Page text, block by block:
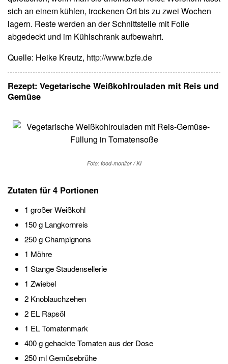
sich an einem kühlen, trockenen Ort bis zu zwei Wochen
lagern. Reste werden an der Schnittstelle mit Folie
abgedeckt und im Kühlschrank aufbewahrt.
Quelle: Heike Kreutz, http://www.bzfe.de
Rezept: Vegetarische Weißkohlrouladen mit Reis und
Gemüse
Foto: food-monitor / KI
Zutaten für 4 Portionen
1 großer Weißkohl
150 g Langkornreis
250 g Champignons
1 Möhre
1 Stange Staudensellerie
1 Zwiebel
2 Knoblauchzehen
2 EL Rapsöl
1 EL Tomatenmark
400 g gehackte Tomaten aus der Dose
250 ml Gemüsebrühe